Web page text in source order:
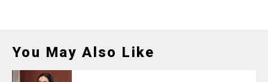
You May Also Like